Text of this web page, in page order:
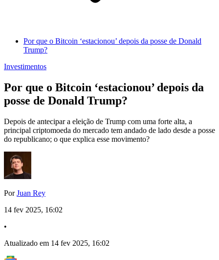
Por que o Bitcoin ‘estacionou’ depois da posse de Donald
Trump?
Investimentos
Por que o Bitcoin ‘estacionou’ depois da
posse de Donald Trump?
Depois de antecipar a eleição de Trump com uma forte alta, a
principal criptomoeda do mercado tem andado de lado desde a posse
do republicano; o que explica esse movimento?
PorJuan Rey
14 fev 2025, 16:02
•
Atualizado em 14 fev 2025, 16:02